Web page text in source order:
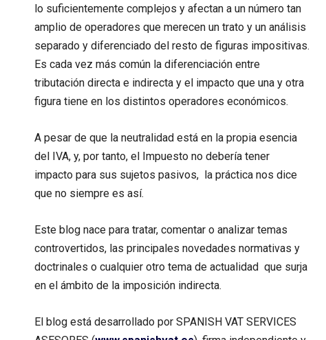
lo suficientemente complejos y afectan a un número tan
amplio de operadores que merecen un trato y un análisis
separado y diferenciado del resto de figuras impositivas.
Es cada vez más común la diferenciación entre
tributación directa e indirecta y el impacto que una y otra
figura tiene en los distintos operadores económicos.
A pesar de que la neutralidad está en la propia esencia
del IVA, y, por tanto, el Impuesto no debería tener
impacto para sus sujetos pasivos, la práctica nos dice
que no siempre es así.
Este blog nace para tratar, comentar o analizar temas
controvertidos, las principales novedades normativas y
doctrinales o cualquier otro tema de actualidad que surja
en el ámbito de la imposición indirecta.
El blog está desarrollado por SPANISH VAT SERVICES